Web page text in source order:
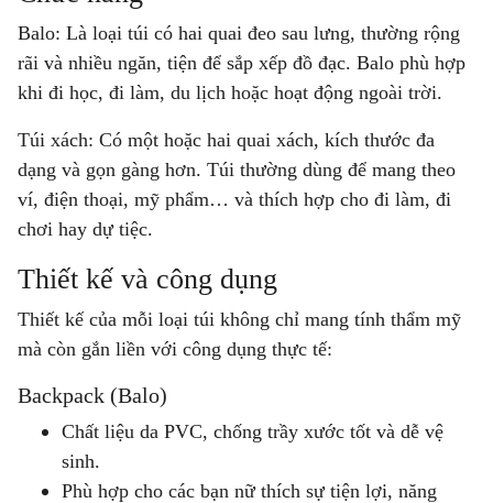
Balo: Là loại túi có hai quai đeo sau lưng, thường rộng
rãi và nhiều ngăn, tiện để sắp xếp đồ đạc. Balo phù hợp
khi đi học, đi làm, du lịch hoặc hoạt động ngoài trời.
Túi xách: Có một hoặc hai quai xách, kích thước đa
dạng và gọn gàng hơn. Túi thường dùng để mang theo
ví, điện thoại, mỹ phẩm… và thích hợp cho đi làm, đi
chơi hay dự tiệc.
Thiết kế và công dụng
Thiết kế của mỗi loại túi không chỉ mang tính thẩm mỹ
mà còn gắn liền với công dụng thực tế:
Backpack (Balo)
Chất liệu da PVC, chống trầy xước tốt và dễ vệ
sinh.
Phù hợp cho các bạn nữ thích sự tiện lợi, năng